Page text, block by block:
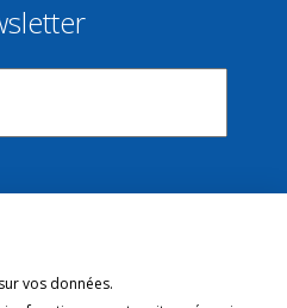
vos données.